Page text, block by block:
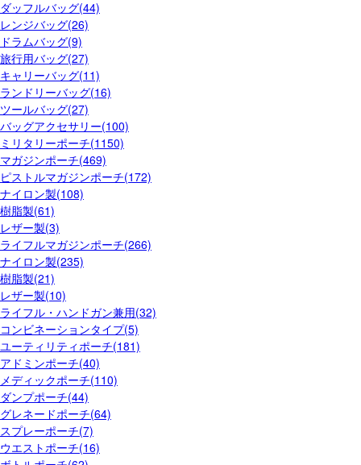
ダッフルバッグ(44)
レンジバッグ(26)
ドラムバッグ(9)
旅行用バッグ(27)
キャリーバッグ(11)
ランドリーバッグ(16)
ツールバッグ(27)
バッグアクセサリー(100)
ミリタリーポーチ(1150)
マガジンポーチ(469)
ピストルマガジンポーチ(172)
ナイロン製(108)
樹脂製(61)
レザー製(3)
ライフルマガジンポーチ(266)
ナイロン製(235)
樹脂製(21)
レザー製(10)
ライフル・ハンドガン兼用(32)
コンビネーションタイプ(5)
ユーティリティポーチ(181)
アドミンポーチ(40)
メディックポーチ(110)
ダンプポーチ(44)
グレネードポーチ(64)
スプレーポーチ(7)
ウエストポーチ(16)